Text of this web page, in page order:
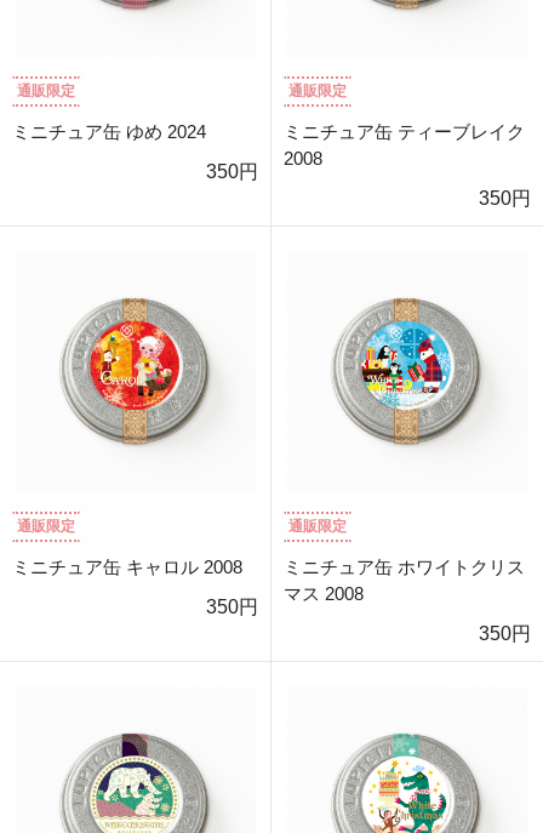
通販限定
ミニチュア缶 ゆめ 2024
350円
通販限定
ミニチュア缶 ティーブレイク
2008
350円
通販限定
ミニチュア缶 キャロル 2008
350円
通販限定
ミニチュア缶 ホワイトクリス
マス 2008
350円